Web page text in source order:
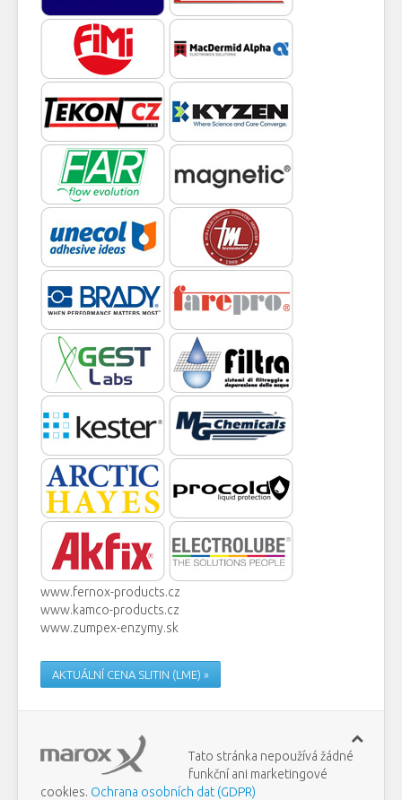
www.fernox-products.cz
www.kamco-products.cz
www.zumpex-enzymy.sk
AKTUÁLNÍ CENA SLITIN (LME) »
Tato stránka nepoužívá žádné
funkční ani marketingové
cookies. Ochrana osobních dat (GDPR)